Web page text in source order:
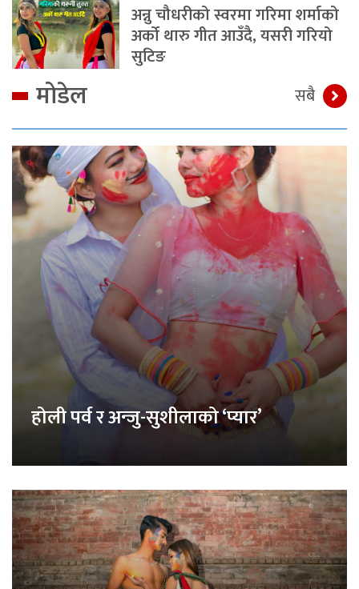
अन्नु चौधरीको स्वरमा गरिमा शर्माको
अर्को थारु गीत आउँदै, यसरी गरियो
सुटिङ
मोडेल सबै
होली पर्व र अन्जु-सुशीलाको ‘प्यार’